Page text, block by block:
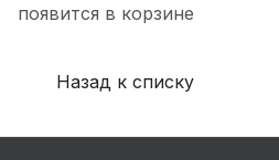
появится в корзине
Назад к списку